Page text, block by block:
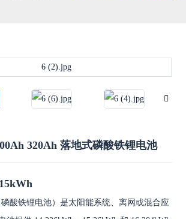
320Ah 落地式磷酸铁锂电池
酸铁锂电池）是太阳能系统、离网或混合应